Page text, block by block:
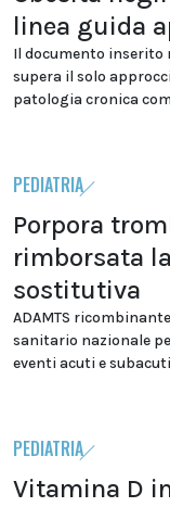
linea guida
Il documento inserito
supera il solo
patologia cronica
PEDIATRIA
Porpora
rimborsata
sostitutiva
ADAMTS
sanitario nazionale
eventi acuti e
PEDIATRIA
Vitamina D